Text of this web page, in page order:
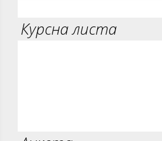
Курсна листа